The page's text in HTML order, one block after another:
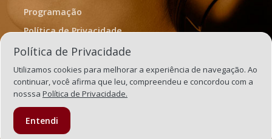
Programação
Política de Privacidade
Termos de Uso
Política de Privacidade
Utilizamos cookies para melhorar a experiência de navegação. Ao
continuar, você afirma que leu, compreendeu e concordou com a
nosssa Política de Privacidade.
Entendi